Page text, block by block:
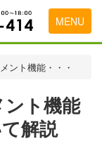
MENU
ント機能・・・
ント機能
解説